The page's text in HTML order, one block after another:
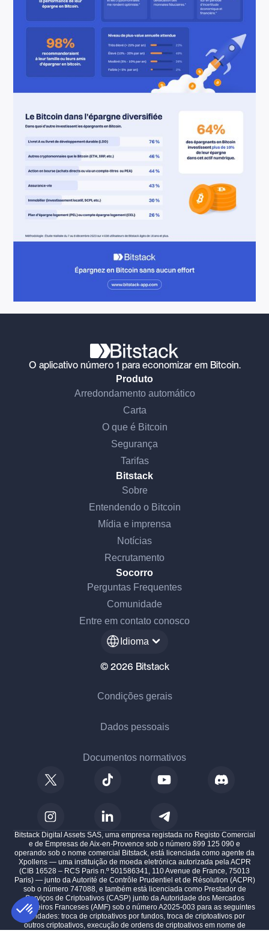
O aplicativo número 1 para economizar em Bitcoin.
Produto
Arredondamento automático
Carta
O que é Bitcoin
Segurança
Tarifas
Bitstack
Sobre
Entendendo o Bitcoin
Mídia e imprensa
Notícias
Recrutamento
Socorro
Perguntas Frequentes
Comunidade
Entre em contato conosco
Idioma
© 2026 Bitstack
Condições gerais
Dados pessoais
Documentos normativos
Bitstack Digital Assets SAS, uma empresa registada no Registo Comercial
e de Empresas de Aix-en-Provence sob o número 899 125 090 e
operando sob o nome comercial Bitstack, está licenciada como agente da
Xpollens — uma instituição de moeda eletrónica autorizada pela ACPR
(CIB 16528 – RCS Paris n.º 501586341, 110 Avenue de France, 75013
Paris) — junto da Autorité de Contrôle Prudentiel et de Résolution (ACPR)
sob o número 747088, e também está licenciada como Prestador de
Serviços de Criptoativos (CASP) junto da Autoridade dos Mercados
Financeiros Franceses (AMF) sob o número A2025-003 para as seguintes
atividades: troca de criptoativos por fundos, troca de criptoativos por
outros criptoativos, execução de ordens de criptoativos em nome de